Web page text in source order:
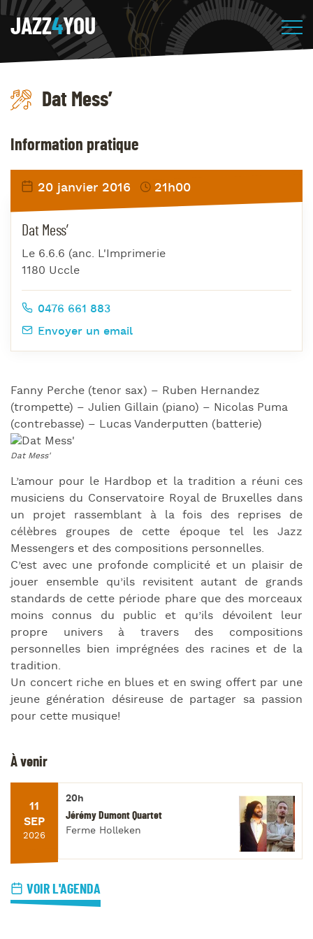
JAZZ4YOU
Dat Mess’
Fanny Perche (tenor sax) – Ruben Hernandez
(trompette) – Julien Gillain (piano) – Nicolas Puma
(contrebasse) – Lucas Vanderputten (batterie)
L’amour pour le Hardbop et la tradition a réuni ces
musiciens du Conservatoire Royal de Bruxelles dans
un projet rassemblant à la fois des reprises de
célèbres groupes de cette époque tel les Jazz
Messengers et des compositions personnelles.
C’est avec une profonde complicité et un plaisir de
jouer ensemble qu’ils revisitent autant de grands
standards de cette période phare que des morceaux
moins connus du public et qu’ils dévoilent leur
propre univers à travers des compositions
personnelles bien imprégnées des racines et de la
tradition.
Un concert riche en blues et en swing offert par une
jeune génération désireuse de partager sa passion
pour cette musique!
Information pratique
20 janvier 2016 21h00
Dat Mess’
Le 6.6.6 (anc. L'Imprimerie
1180 Uccle
0476 661 883
Envoyer un email
À venir
11
SEP
2026
20h
Jérémy Dumont Quartet
Ferme Holleken
VOIR L'AGENDA